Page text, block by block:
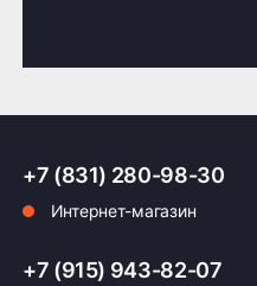
индивидуальность
Мы отправляем
транспортными
Автотрейдинг, Ратэк,
+7 (831) 280-98-30
Интернет-магазин
+7 (915) 943-82-07